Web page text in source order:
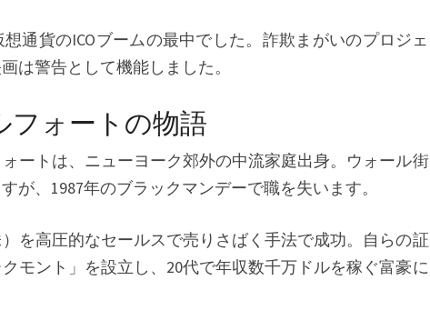
通貨のICOブームの最中でした。詐欺まがいのプロジェ
は警告として機能しました。
フォートの物語
ートは、ニューヨーク郊外の中流家庭出身。ウォール街
が、1987年のブラックマンデーで職を失います。
を高圧的なセールスで売りさばく手法で成功。自らの証
モント」を設立し、20代で年収数千万ドルを稼ぐ富豪に